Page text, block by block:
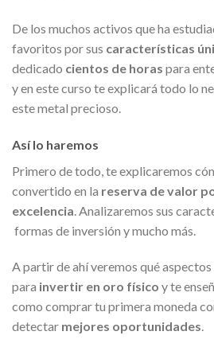
De los muchos activos que ha
favoritos porsus características
dedicado cientos de horas para
y en este curso te explicará todo lo
este metal precioso.
Así lo haremos
Primero de todo, te explicaremos
convertido en la reserva de valor
excelencia . Analizaremos sus
formas de inversión y mucho más.
A partir de ahí veremos qué
para invertir en oro físico y te
como comprar tu primera moneda
detectar mejores oportunidades.